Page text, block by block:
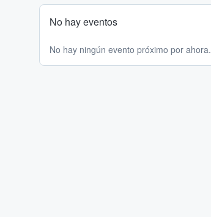
No hay eventos
No hay ningún evento próximo por ahora.